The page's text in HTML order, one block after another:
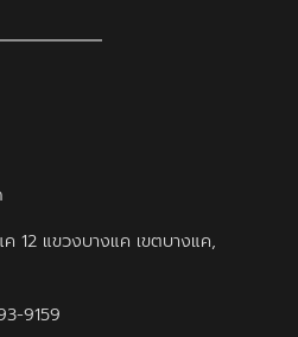
12 แขวงบางแค เขตบางแค,
9159